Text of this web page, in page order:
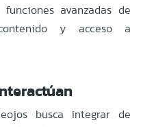
avanzadas de
y acceso a
busca integrar de